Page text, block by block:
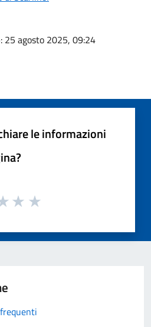
: 25 agosto 2025, 09:24
le informazioni